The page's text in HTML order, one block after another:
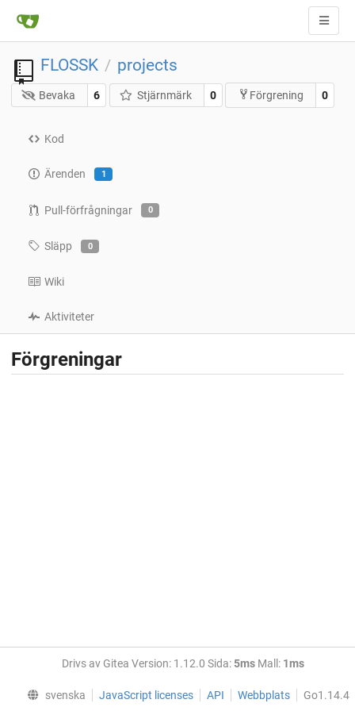
FLOSSK / projects
Bevaka 6 Stjärnmärk 0 Förgrening 0
Kod
Ärenden 1
Pull-förfrågningar 0
Släpp 0
Wiki
Aktiviteter
Förgreningar
Drivs av Gitea Version: 1.12.0 Sida: 5ms Mall: 1ms
svenska JavaScript licenses API Webbplats Go1.14.4